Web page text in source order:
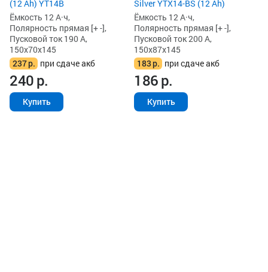
(12 Ah) YT14B
Ёмкость 12 А·ч,
Полярность прямая [+ -],
Пусковой ток 190 А,
150x70x145
237р. при сдаче акб
240р.
Купить
Silver YTX14-BS (12 Ah)
Ёмкость 12 А·ч,
Полярность прямая [+ -],
Пусковой ток 200 А,
150x87x145
183р. при сдаче акб
186р.
Купить